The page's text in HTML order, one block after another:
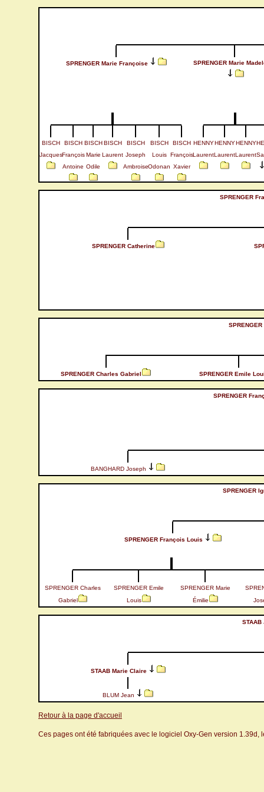
SPRENGER Marie Françoise SPRENGER Marie
BISCH
Jacques
BISCH
François
Antoine
BISCH
Marie
Odile
BISCH
Laurent
BISCH
Joseph
Ambroise
BISCH
Louis
Odonan
BISCH
François
Xavier
HENNY
Laurent
HENNY
Laurent
HENNY
Laurent
SPRENGER
SPRENGER Catherine
SPRENGER Charles Gabriel SPRENGER Emile
SPRENGER
BANGHARD Joseph
SPRENGER
SPRENGER François Louis
SPRENGER Charles
Gabriel
SPRENGER Emile
Louis
SPRENGER Marie
Émilie
STAAB
STAAB Marie Claire
BLUM Jean
Retour à la page d'accueil
Ces pages ont été fabriquées avec le logiciel Oxy-Gen version 1.39d,